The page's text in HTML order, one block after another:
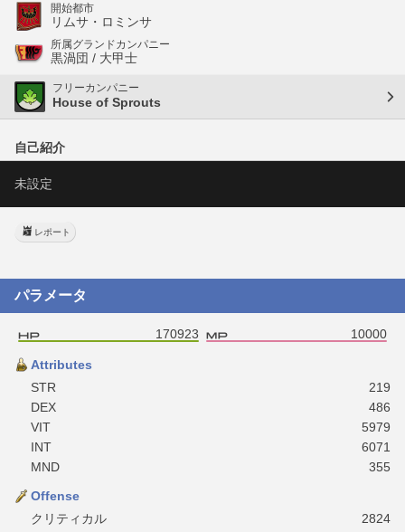
開始都市
リムサ・ロミンサ
所属グランドカンパニー
黒渦団 / 大甲士
フリーカンパニー
House of Sprouts
自己紹介
未設定
レポート
パラメータ
170923 10000
Attributes
STR
219
DEX
486
VIT
5979
INT
6071
MND
355
Offense
クリティカル
2824